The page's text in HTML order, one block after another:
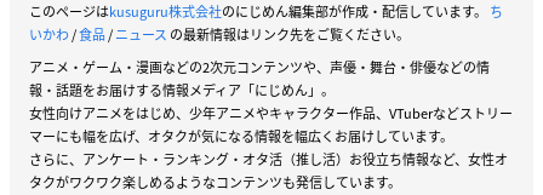
このページはkusuguru株式会社のにじめん編集部が作成・配信しています。 ち
いかわ/食品/ニュース の最新情報はリンク先をご覧ください。
アニメ・ゲーム・漫画などの2次元コンテンツや、声優・舞台・俳優などの情
報・話題をお届けする情報メディア「にじめん」。
女性向けアニメをはじめ、少年アニメやキャラクター作品、VTuberなどストリー
マーにも幅を広げ、オタクが気になる情報を幅広くお届けしています。
さらに、アンケート・ランキング・オタ活（推し活）お役立ち情報など、女性オ
タクがワクワク楽しめるようなコンテンツも発信しています。